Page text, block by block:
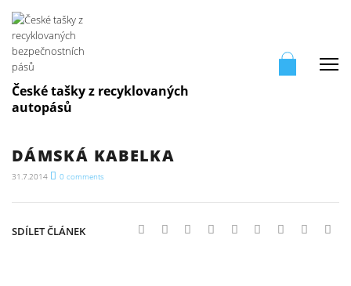
České tašky z recyklovaných
autopásů
DÁMSKÁ KABELKA
31.7.2014 0 comments
SDÍLET ČLÁNEK